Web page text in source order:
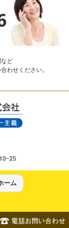
など
わせください。
ーム